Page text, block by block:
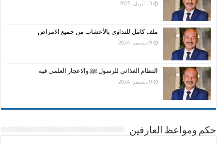
13 أبريل، 2025
ملف كامل للتداوي بالأعشاب من جميع الامراض
9 ديسمبر، 2024
النظام الغذائي للرسول ﷺ والاعجاز العلمي فيه
9 ديسمبر، 2024
حكم ومواعظ العارفين